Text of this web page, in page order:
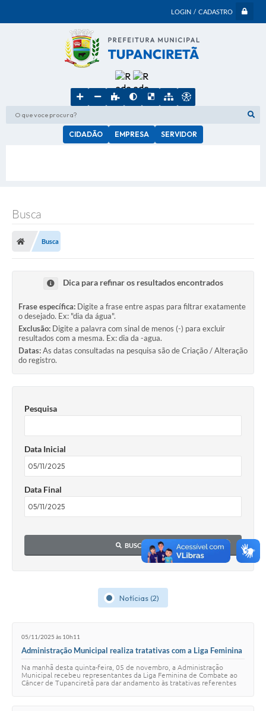
LOGIN / CADASTRO
O que voce procura?
CIDADÃO EMPRESA SERVIDOR
Busca
Busca
Dica para refinar os resultados encontrados
Frase específica: Digite a frase entre aspas para filtrar exatamente
o desejado. Ex: "dia da água".
Exclusão: Digite a palavra com sinal de menos (-) para excluir
resultados com a mesma. Ex: dia da -agua.
Datas:As datas consultadas na pesquisa são de Criação / Alteração
do registro.
Pesquisa
Data Inicial
Data Final
BUSCAR
Notícias (2)
05/11/2025 às 10h11
Administração Municipal realiza tratativas com a Liga Feminina
Na manhã desta quinta-feira, 05 de novembro, a Administração
Municipal recebeu representantes da Liga Feminina de Combate ao
Câncer de Tupanciretã para dar andamento às tratativas referentes